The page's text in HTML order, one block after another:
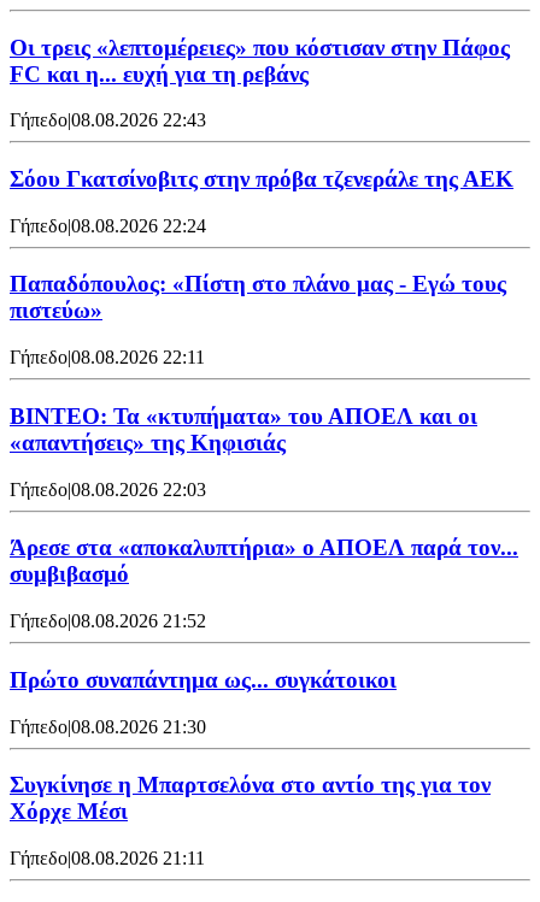
Οι τρεις «λεπτομέρειες» που κόστισαν στην Πάφος
FC και η... ευχή για τη ρεβάνς
Γήπεδο|08.08.2026 22:43
Σόου Γκατσίνοβιτς στην πρόβα τζενεράλε της ΑΕΚ
Γήπεδο|08.08.2026 22:24
Παπαδόπουλος: «Πίστη στο πλάνο μας - Εγώ τους
πιστεύω»
Γήπεδο|08.08.2026 22:11
ΒΙΝΤΕΟ: Τα «κτυπήματα» του ΑΠΟΕΛ και οι
«απαντήσεις» της Κηφισιάς
Γήπεδο|08.08.2026 22:03
Άρεσε στα «αποκαλυπτήρια» ο ΑΠΟΕΛ παρά τον...
συμβιβασμό
Γήπεδο|08.08.2026 21:52
Πρώτο συναπάντημα ως... συγκάτοικοι
Γήπεδο|08.08.2026 21:30
Συγκίνησε η Μπαρτσελόνα στο αντίο της για τον
Χόρχε Μέσι
Γήπεδο|08.08.2026 21:11